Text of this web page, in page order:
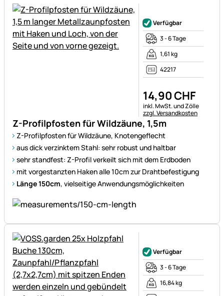
Z-Profilpfosten für Wildzäune, 1,5m
Z-Profilpfosten für Wildzäune, Knotengeflecht
aus dick verzinktem Stahl: sehr robust und haltbar
sehr standfest: Z-Profil verkeilt sich mit dem Erdboden
mit vorgestanzten Haken alle 10cm zur Drahtbefestigung
Länge 150cm, vielseitige Anwendungsmöglichkeiten
Verfügbar
3 - 6 Tage
1,61 kg
42217
14,90CHF
Steuerhinweis:
inkl. MwSt. und Zölle
zzgl. Versandkosten
Verfügbar
3 - 6 Tage
16,84 kg